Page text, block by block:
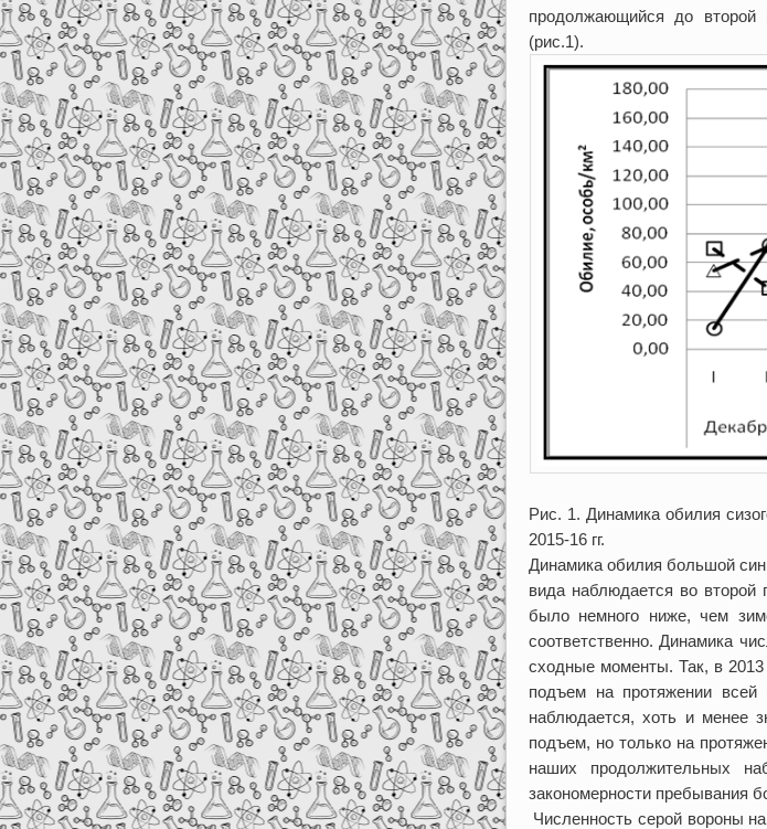
продолжающийся до второй
(рис.1).
Рис. 1. Динамика обилия
2015-16 гг.
Динамика обилия большой
вида наблюдается во второй
было немного ниже, чем
соответственно. Динамика
сходные моменты. Так, в 2013
подъем на протяжении
наблюдается, хоть и менее
подъем, но только на
наших продолжительных
закономерности пребывания
Численность серой вороны